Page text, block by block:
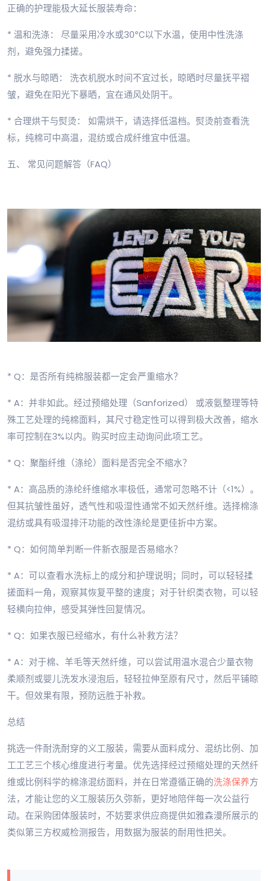
正确的护理能极大延长服装寿命：
* 温和洗涤： 尽量采用冷水或30℃以下水温，使用中性洗涤
剂，避免强力揉搓。
* 脱水与晾晒： 洗衣机脱水时间不宜过长，晾晒时尽量抚平褶
皱，避免在阳光下暴晒，宜在通风处阴干。
* 合理烘干与熨烫： 如需烘干，请选择低温档。熨烫前查看洗
标，纯棉可中高温，混纺或合成纤维宜中低温。
五、 常见问题解答（FAQ）
* Q：是否所有纯棉服装都一定会严重缩水？
* A：并非如此。经过预缩处理（Sanforized） 或液氨整理等特
殊工艺处理的纯棉面料，其尺寸稳定性可以得到极大改善，缩水
率可控制在3%以内。购买时应主动询问此项工艺。
* Q：聚酯纤维（涤纶）面料是否完全不缩水？
* A：高品质的涤纶纤维缩水率极低，通常可忽略不计（<1%）。
但其抗皱性虽好，透气性和吸湿性通常不如天然纤维。选择棉涤
混纺或具有吸湿排汗功能的改性涤纶是更佳折中方案。
* Q：如何简单判断一件新衣服是否易缩水？
* A：可以查看水洗标上的成分和护理说明；同时，可以轻轻揉
搓面料一角，观察其恢复平整的速度；对于针织类衣物，可以轻
轻横向拉伸，感受其弹性回复情况。
* Q：如果衣服已经缩水，有什么补救方法？
* A：对于棉、羊毛等天然纤维，可以尝试用温水混合少量衣物
柔顺剂或婴儿洗发水浸泡后，轻轻拉伸至原有尺寸，然后平铺晾
干。但效果有限，预防远胜于补救。
总结
挑选一件耐洗耐穿的义工服装，需要从面料成分、混纺比例、加
工工艺三个核心维度进行考量。优先选择经过预缩处理的天然纤
维或比例科学的棉涤混纺面料，并在日常遵循正确的洗涤保养方
法，才能让您的义工服装历久弥新，更好地陪伴每一次公益行
动。在采购团体服装时，不妨要求供应商提供如雅森漫所展示的
类似第三方权威检测报告，用数据为服装的耐用性把关。